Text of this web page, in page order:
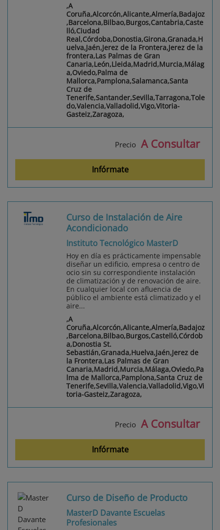
,A
Coruña,Alcorcón,Alicante,Almería,Badajoz
,Barcelona,Bilbao,Burgos,Cantabria,Caste
lló,Ciudad
Real,Córdoba,Donostia,Girona,Granada,H
uelva,Jaén,Jerez de la Frontera,Jerez de la
frontera,Las Palmas de Gran
Canaria,León,Lleida,Madrid,Murcia,Málag
a,Oviedo,Palma de
Mallorca,Pamplona,Salamanca,Santa
Cruz de
Tenerife,Santander,Sevilla,Tarragona,Tole
do,Valencia,Valladolid,Vigo,Vitoria-
Gasteiz,Zaragoza,
Precio A Consultar
Infórmate
Curso de Instalación de Aire
Acondicionado
Instituto Tecnológico MasterD
Hoy en día es prácticamente impensable
diseñar un edificio, empresa o centro de
ocio sin su correspondiente instalación
de climatización y de renovación de aire.
En cualquier local con afluencia de
público el ambiente está climatizado y el
aire...
,A
Coruña,Alcorcón,Alicante,Almería,Badajoz
,Barcelona,Bilbao,Burgos,Castelló,Córdob
a,Donostia St.
Sebastián,Granada,Huelva,Jaén,Jerez de
la Frontera,Las Palmas de Gran
Canaria,Madrid,Murcia,Málaga,Oviedo,Pa
lma de Mallorca,Pamplona,Santa Cruz de
Tenerife,Sevilla,Valencia,Valladolid,Vigo,Vi
toria-Gasteiz,Zaragoza,
Precio A Consultar
Infórmate
Curso de Diseño de Producto
MasterD Davante Escuelas
Profesionales